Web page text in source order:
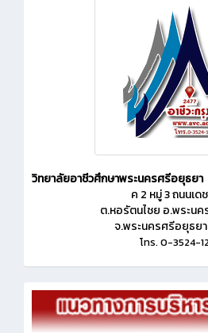
วิทยาลัยอาชีวศึกษาพระนครศรีอยุธยา
ค 2 หมู่ 3 ถนนเด
ต.หอรัตนไชย อ.พระน
จ.พระนครศรีอยุธย
โทร. 0-3524-